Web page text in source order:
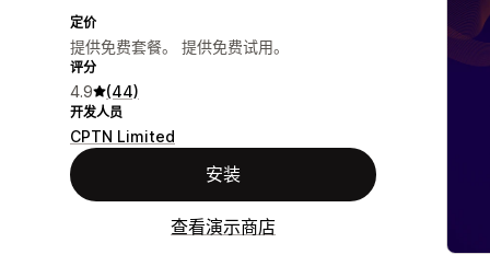
定价
提供免费套餐。 提供免费试用。
评分
4.9 (44)
开发人员
CPTN Limited
安装
查看演示商店